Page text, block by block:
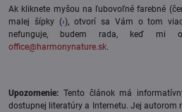
Ak kliknete myšou na ľubovoľné farebné
malej šípky (›), otvorí sa Vám o tom
nefunguje, budem rada, keď mi
office@harmonynature.sk.
Upozornenie: Tento článok má
dostupnej literatúry a Internetu. Jej autorom